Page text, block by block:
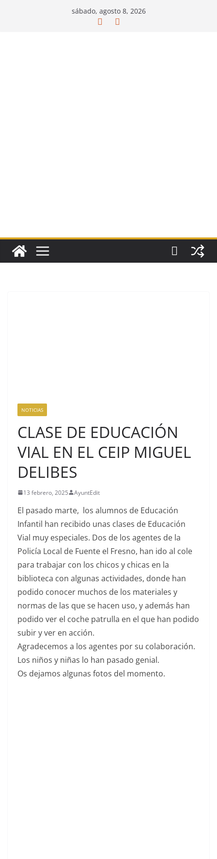
sábado, agosto 8, 2026
NOTICIAS
CLASE DE EDUCACIÓN
VIAL EN EL CEIP MIGUEL
DELIBES
13 febrero, 2025 AyuntEdit
El pasado marte, los alumnos de Educación
Infantil han recibido unas clases de Educación
Vial muy especiales. Dos de los agentes de la
Policía Local de Fuente el Fresno, han ido al cole
para trabajar con los chicos y chicas en la
biblioteca con algunas actividades, donde han
podido conocer muchos de los materiales y
normas de las que se hacen uso, y además han
podido ver el coche patrulla en el que han podido
subir y ver en acción.
Agradecemos a los agentes por su colaboración.
Los niños y niñas lo han pasado genial.
Os dejamos algunas fotos del momento.